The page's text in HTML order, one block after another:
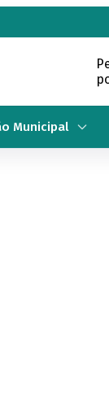
Municipal